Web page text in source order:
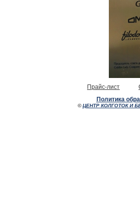
Прайс-лист
Политика
©ЦЕНТР КОЛГОТОК И